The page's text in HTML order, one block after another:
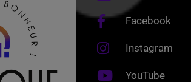
Facebook
Instagram
YouTube